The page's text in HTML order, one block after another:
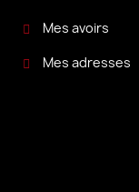
Mes avoirs
Mes adresses